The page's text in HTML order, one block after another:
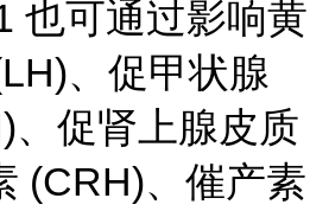
也可通过影响黄
、促甲状腺
、促肾上腺皮质
(CRH)、催产素